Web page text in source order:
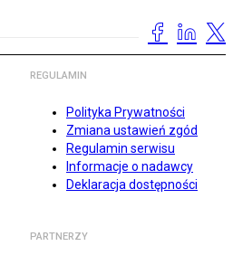
REGULAMIN
Polityka Prywatności
Zmiana ustawień zgód
Regulamin serwisu
Informacje o nadawcy
Deklaracja dostępności
PARTNERZY